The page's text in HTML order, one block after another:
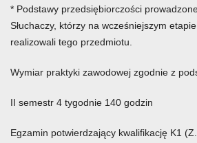
* Podstawy przedsiębiorczości
Słuchaczy, którzy na wcześniejszym
realizowali tego przedmiotu.
Wymiar praktyki zawodowej zgodnie z
II semestr 4 tygodnie 140 godzin
Egzamin potwierdzający kwalifikację K1